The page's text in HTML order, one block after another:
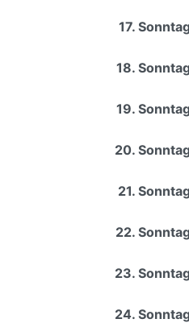
17.
18.
19.
20.
21.
22.
23.
24.